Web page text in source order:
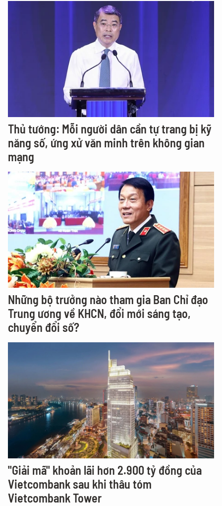
Thủ tướng: Mỗi người dân cần tự trang bị kỹ
năng số, ứng xử văn minh trên không gian
mạng
Những bộ trưởng nào tham gia Ban Chỉ đạo
Trung ương về KHCN, đổi mới sáng tạo,
chuyển đổi số?
"Giải mã" khoản lãi hơn 2.900 tỷ đồng của
Vietcombank sau khi thâu tóm
Vietcombank Tower